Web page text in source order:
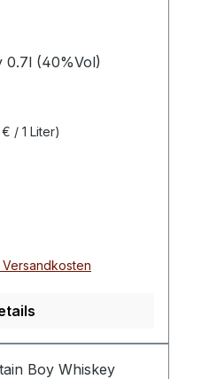
0.7l (40%Vol)
/ 1 Liter)